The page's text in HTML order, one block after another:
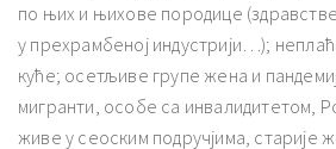
по њих и њихове породице
у прехрамбеној индустрији…);
куће; осетљиве групе жена и
мигранти, особе са инвалидитетом,
живе у сеоским подручјима, старије